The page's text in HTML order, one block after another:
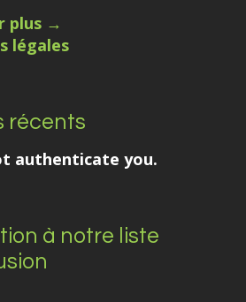
plus →
légales
récents
authenticate you.
à notre liste